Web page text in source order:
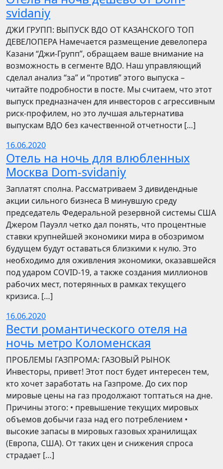
svidaniy
​​ДЖИ ГРУПП: ВЫПУСК ВДО ОТ КАЗАНСКОГО ТОП
ДЕВЕЛОПЕРА Намечается размещение девелопера
Казани “Джи-Групп”, обращаем ваше внимание на
возможность в сегменте ВДО. Наш управляющий
сделал анализ “за” и “против” этого выпуска –
читайте подробности в посте. Мы считаем, что этот
выпуск предназначен для инвесторов с агрессивным
риск-профилем, но это лучшая альтернатива
выпускам ВДО без качественной отчетности […]
16.06.2020
Отель на ночь для влюбленных
Москва Dom-svidaniy
Заплатят сполна. Рассматриваем 3 дивидендные
акции сильного бизнеса В минувшую среду
председатель Федеральной резервной системы США
Джером Пауэлл четко дал понять, что процентные
ставки крупнейшей экономики мира в обозримом
будущем будут оставаться близкими к нулю. Это
необходимо для оживления экономики, оказавшейся
под ударом COVID-19, а также создания миллионов
рабочих мест, потерянных в рамках текущего
кризиса. […]
16.06.2020
Вести романтического отеля на
ночь метро Коломенская
ПРОБЛЕМЫ ГАЗПРОМА: ГАЗОВЫЙ РЫНОК
Инвесторы, привет! Этот пост будет интересен тем,
кто хочет заработать на Газпроме. До сих пор
мировые цены на газ продолжают топтаться на дне.
Причины этого: • превышение текущих мировых
объемов добычи газа над его потреблением •
высокие запасы в мировых газовых хранилищах
(Европа, США). От таких цен и снижения спроса
страдает […]